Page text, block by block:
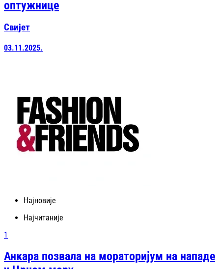
оптужнице
Свијет
03.11.2025.
Најновије
Најчитаније
1
Анкара позвала на мораторијум на нападе